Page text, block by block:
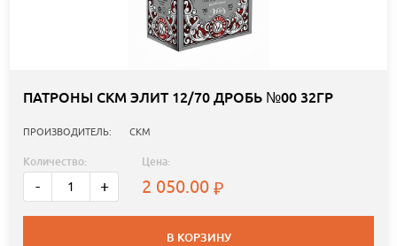
ПАТРОНЫ СКМ ЭЛИТ 12/70 ДРОБЬ №00 32ГР
ПРОИЗВОДИТЕЛЬ: СКМ
Количество:
- +
Цена:
2 050.00
В КОРЗИНУ